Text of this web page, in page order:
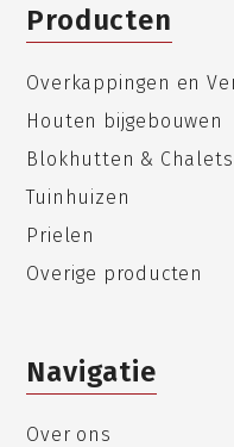
Producten
Overkappingen en
Houten bijgebouwen
Blokhutten & Chalets
Tuinhuizen
Prielen
Overige producten
Navigatie
Over ons